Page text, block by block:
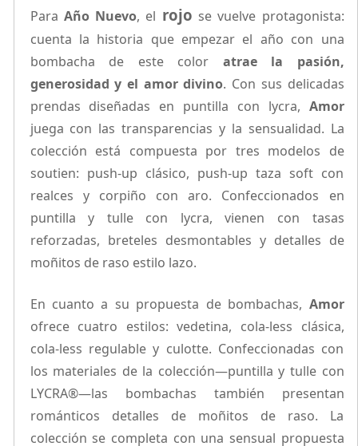
Para Año Nuevo, el rojo se vuelve protagonista:
cuenta la historia que empezar el año con una
bombacha de este color atrae la pasión,
generosidad y el amor divino. Con sus delicadas
prendas diseñadas en puntilla con lycra, Amor
juega con las transparencias y la sensualidad. La
colección está compuesta por tres modelos de
soutien: push-up clásico, push-up taza soft con
realces y corpiño con aro. Confeccionados en
puntilla y tulle con lycra, vienen con tasas
reforzadas, breteles desmontables y detalles de
moñitos de raso estilo lazo.
En cuanto a su propuesta de bombachas, Amor
ofrece cuatro estilos: vedetina, cola-less clásica,
cola-less regulable y culotte. Confeccionadas con
los materiales de la colección—puntilla y tulle con
LYCRA®—las bombachas también presentan
románticos detalles de moñitos de raso. La
colección se completa con una sensual propuesta